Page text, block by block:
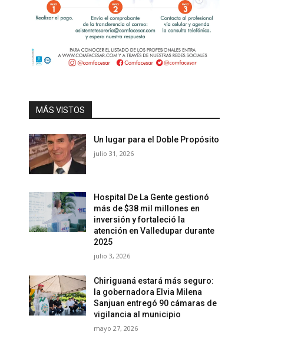
MÁS VISTOS
Un lugar para el Doble Propósito
julio 31, 2026
Hospital De La Gente gestionó
más de $38 mil millones en
inversión y fortaleció la
atención en Valledupar durante
2025
julio 3, 2026
Chiriguaná estará más seguro:
la gobernadora Elvia Milena
Sanjuan entregó 90 cámaras de
vigilancia al municipio
mayo 27, 2026